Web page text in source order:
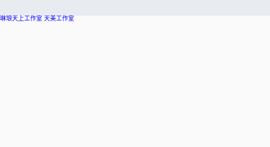
琳琅天上工作室 天美工作室